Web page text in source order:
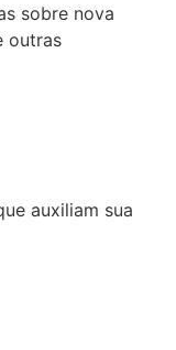
sobre nova
outras
auxiliam sua